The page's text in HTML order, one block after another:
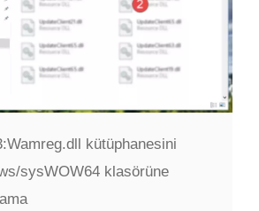
Wamreg.dll kütüphanesini
sysWOW64 klasörüne